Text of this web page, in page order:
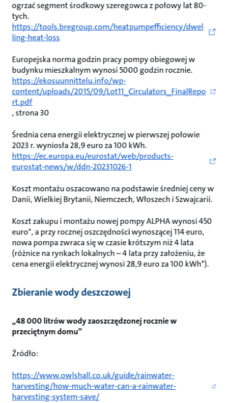
ogrzać segment środkowy szeregowca z połowy lat 80-
tych.
https://tools.bregroup.com/heatpumpefficiency/dwel
ling-heat-loss
Europejska norma godzin pracy pompy obiegowej w
budynku mieszkalnym wynosi 5000 godzin rocznie.
https://ekosuunnittelu.info/wp-
content/uploads/2015/09/Lot11_Circulators_FinalRepo
rt.pdf
, strona 30
Średnia cena energii elektrycznej w pierwszej połowie
2023 r. wyniosła 28,9 euro za 100 kWh.
https://ec.europa.eu/eurostat/web/products-
eurostat-news/w/ddn-20231026-1
Koszt montażu oszacowano na podstawie średniej ceny w
Danii, Wielkiej Brytanii, Niemczech, Włoszech i Szwajcarii.
Koszt zakupu i montażu nowej pompy ALPHA wynosi 450
euro*, a przy rocznej oszczędności wynoszącej 114 euro,
nowa pompa zwraca się w czasie krótszym niż 4 lata
(różnice na rynkach lokalnych – 4 lata przy założeniu, że
cena energii elektrycznej wynosi 28,9 euro za 100 kWh*).
Zbieranie wody deszczowej
„48 000 litrów wody zaoszczędzonej rocznie w
przeciętnym domu”
Źródło:
https://www.owlshall.co.uk/guide/rainwater-
harvesting/how-much-water-can-a-rainwater-
harvesting-system-save/